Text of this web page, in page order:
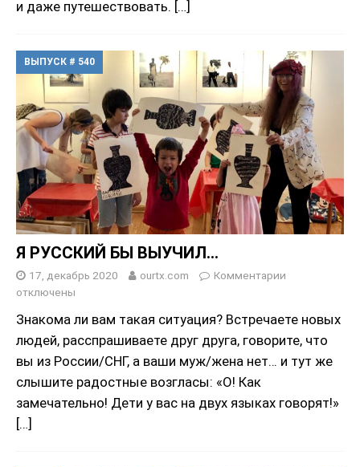
и даже путешествовать. […]
ВЫПУСК # 540
Я РУССКИЙ БЫ ВЫУЧИЛ…
17, декабрь 2020 ourtx.com
Комментарии
отключены
Знакома ли вам такая ситуация? Встречаете новых
людей, расспрашиваете друг друга, говорите, что
вы из России/СНГ, а ваши муж/жена нет… и тут же
слышите радостные возгласы: «О! Как
замечательно! Дети у вас на двух языках говорят!»
[…]